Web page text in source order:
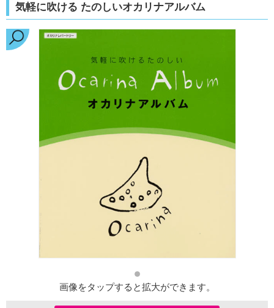
気軽に吹ける たのしいオカリナアルバム
画像をタップすると拡大ができます。